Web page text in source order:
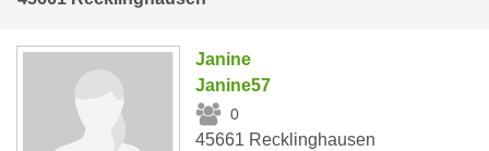
Janine
Janine57
0
45661 Recklinghausen